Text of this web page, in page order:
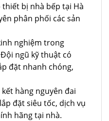
thiết bị nhà bếp tại Hà
phân phối các sản
nghiệm trong
ngũ kỹ thuật có
đặt nhanh chóng,
hàng nguyên đai
đặt siêu tốc, dịch vụ
hãng tại nhà.